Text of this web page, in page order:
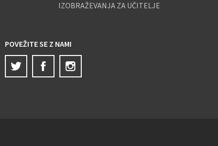
IZOBRAŽEVANJA ZA UČITELJE
POVEŽITE SE Z NAMI
Twitter
Facebook